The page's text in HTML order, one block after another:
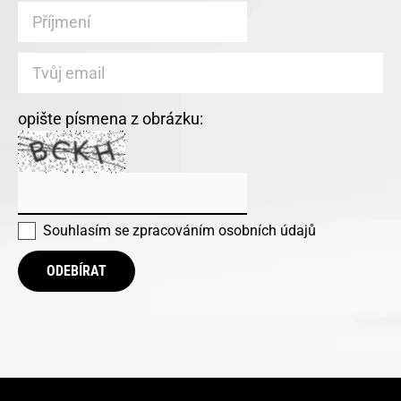
opište písmena z obrázku:
Souhlasím se zpracováním osobních údajů
ODEBÍRAT